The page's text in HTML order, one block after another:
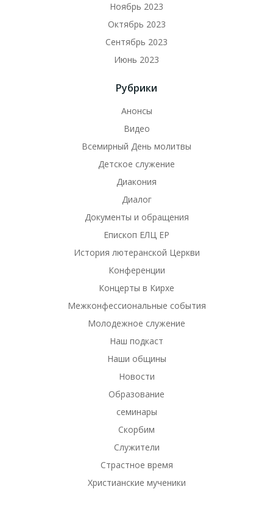
Ноябрь 2023
Октябрь 2023
Сентябрь 2023
Июнь 2023
Рубрики
Анонсы
Видео
Всемирный День молитвы
Детское служение
Диакония
Диалог
Документы и обращения
Епископ ЕЛЦ ЕР
История лютеранской Церкви
Конференции
Концерты в Кирхе
Межконфессиональные события
Молодежное служение
Наш подкаст
Наши общины
Новости
Образование
семинары
Скорбим
Служители
Страстное время
Христианские мученики